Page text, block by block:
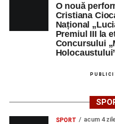
O nouă
Cristiana
Național
Premiul III la
Concursului
SPORT acum 4